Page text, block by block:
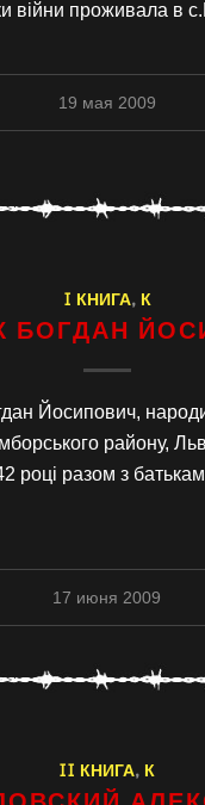
війни проживала в
19 мая 2009
I КНИГА, К
БОГДАН
Йосипович,
району,
році разом з
17 июня 2009
II КНИГА, К